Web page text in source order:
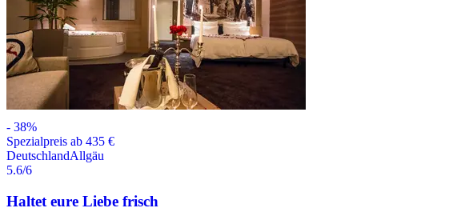
- 38%
Spezialpreis ab 435 €
DeutschlandAllgäu
5.6/6
Haltet eure Liebe frisch